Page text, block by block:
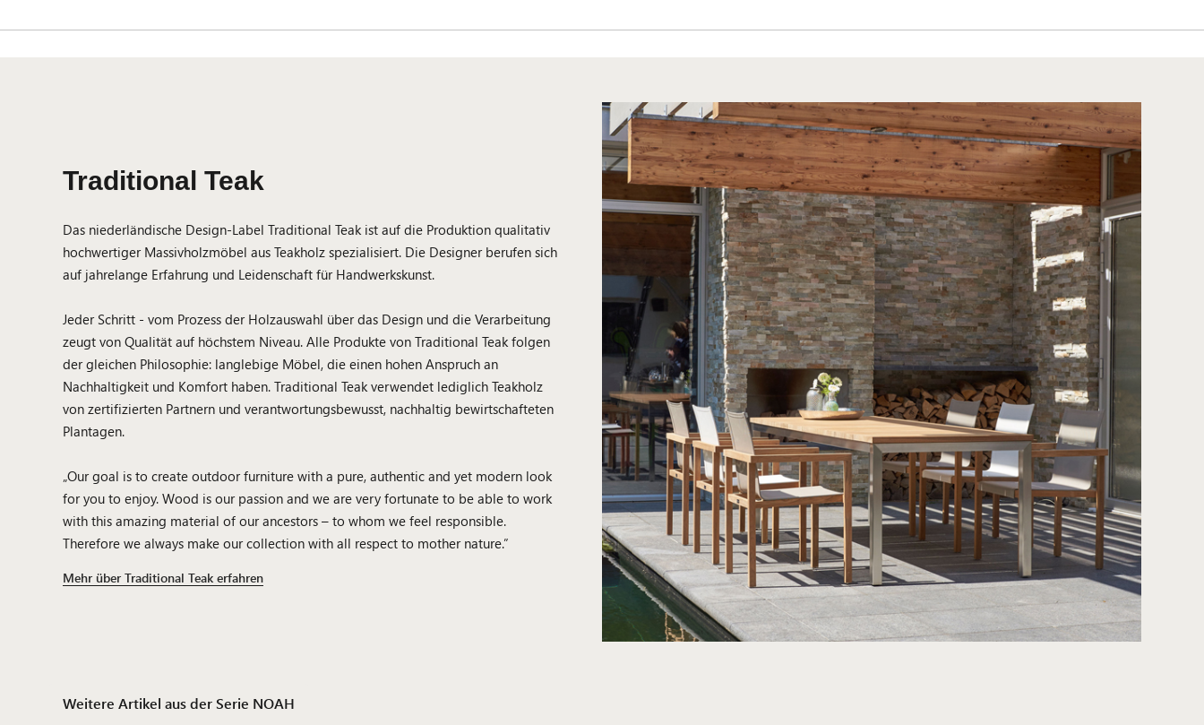
Traditional Teak
Das niederländische Design-Label Traditional Teak ist auf die Produktion qualitativ
hochwertiger Massivholzmöbel aus Teakholz spezialisiert. Die Designer berufen sich
auf jahrelange Erfahrung und Leidenschaft für Handwerkskunst.
Jeder Schritt - vom Prozess der Holzauswahl über das Design und die Verarbeitung
zeugt von Qualität auf höchstem Niveau. Alle Produkte von Traditional Teak folgen
der gleichen Philosophie: langlebige Möbel, die einen hohen Anspruch an
Nachhaltigkeit und Komfort haben. Traditional Teak verwendet lediglich Teakholz
von zertifizierten Partnern und verantwortungsbewusst, nachhaltig bewirtschafteten
Plantagen.
„Our goal is to create outdoor furniture with a pure, authentic and yet modern look
for you to enjoy. Wood is our passion and we are very fortunate to be able to work
with this amazing material of our ancestors – to whom we feel responsible.
Therefore we always make our collection with all respect to mother nature.”
Mehr über Traditional Teak erfahren
Weitere Artikel aus der Serie NOAH